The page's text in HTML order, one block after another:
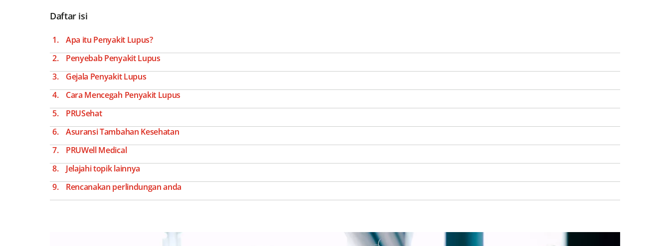
Daftar isi
Apa itu Penyakit Lupus?
Penyebab Penyakit Lupus
Gejala Penyakit Lupus
Cara Mencegah Penyakit Lupus
PRUSehat
Asuransi Tambahan Kesehatan
PRUWell Medical
Jelajahi topik lainnya
Rencanakan perlindungan anda